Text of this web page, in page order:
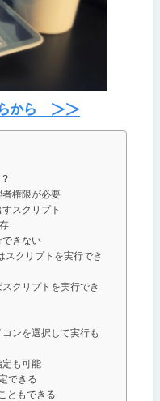
権限が必要
スクリプト
できない
スクリプトを実行でき
クリプトを実行でき
ンを選択して実行も
定も可能
できる
ともできる